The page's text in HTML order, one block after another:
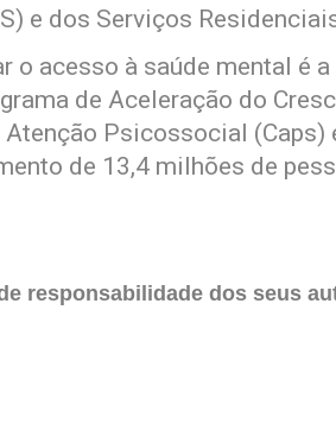
e dos Serviços
o acesso à saúde mental é
de Aceleração do
Psicossocial
de 13,4 milhões de
responsabilidade dos seus